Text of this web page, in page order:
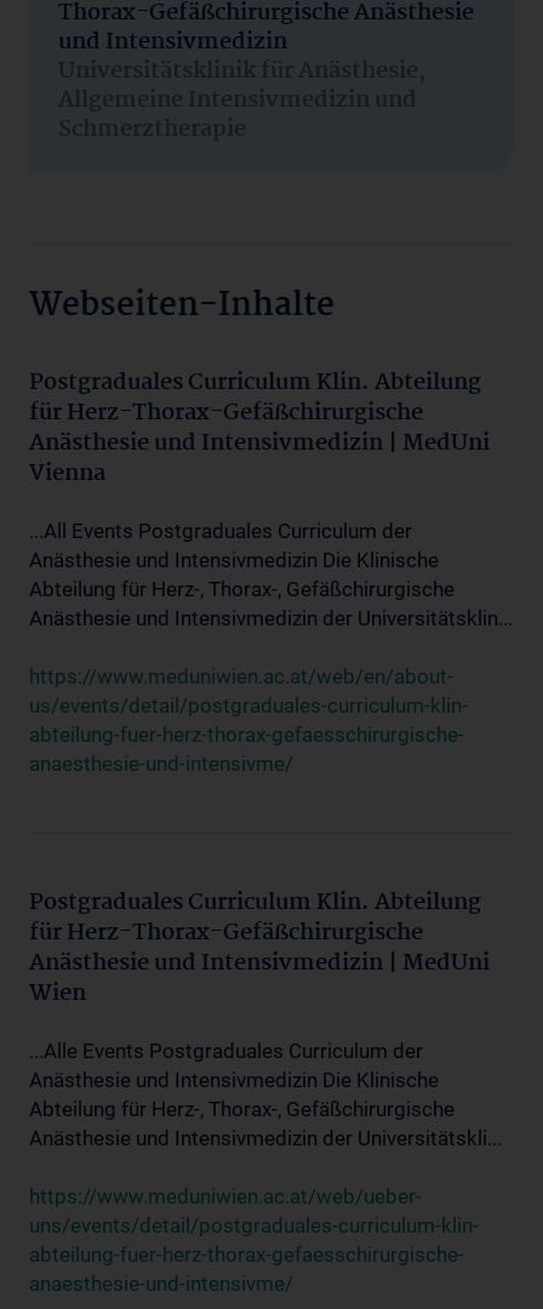
Thorax-Gefäßchirurgische Anästhesie
und Intensivmedizin
Universitätsklinik für Anästhesie,
Allgemeine Intensivmedizin und
Schmerztherapie
Webseiten-Inhalte
Postgraduales Curriculum Klin. Abteilung
für Herz-Thorax-Gefäßchirurgische
Anästhesie und Intensivmedizin | MedUni
Vienna
...All Events Postgraduales Curriculum der
Anästhesie und Intensivmedizin Die Klinische
Abteilung für Herz-, Thorax-, Gefäßchirurgische
Anästhesie und Intensivmedizin der Universitätsklin...
https://www.meduniwien.ac.at/web/en/about-
us/events/detail/postgraduales-curriculum-klin-
abteilung-fuer-herz-thorax-gefaesschirurgische-
anaesthesie-und-intensivme/
Postgraduales Curriculum Klin. Abteilung
für Herz-Thorax-Gefäßchirurgische
Anästhesie und Intensivmedizin | MedUni
Wien
...Alle Events Postgraduales Curriculum der
Anästhesie und Intensivmedizin Die Klinische
Abteilung für Herz-, Thorax-, Gefäßchirurgische
Anästhesie und Intensivmedizin der Universitätskli...
https://www.meduniwien.ac.at/web/ueber-
uns/events/detail/postgraduales-curriculum-klin-
abteilung-fuer-herz-thorax-gefaesschirurgische-
anaesthesie-und-intensivme/